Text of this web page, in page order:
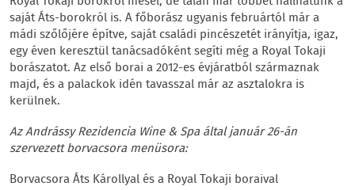
saját Áts-borokról is. A főborász ugyanis februártól már a
mádi szőlőjére építve, saját családi pincészetét irányítja, igaz,
egy éven keresztül tanácsadóként segíti még a Royal Tokaji
borászatot. Az első borai a 2012-es évjáratból származnak
majd, és a palackok idén tavasszal már az asztalokra is
kerülnek.
Az Andrássy Rezidencia Wine & Spa által január 26-án
szervezett borvacsora menüsora:
Borvacsora Áts Károllyal és a Royal Tokaji boraival